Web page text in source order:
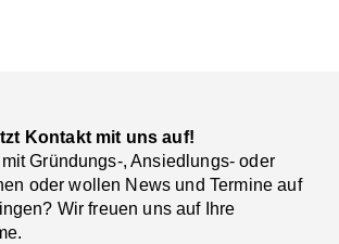
Kontakt mit uns auf!
Gründungs-, Ansiedlungs- oder
oder wollen News und Termine auf
Wir freuen uns auf Ihre